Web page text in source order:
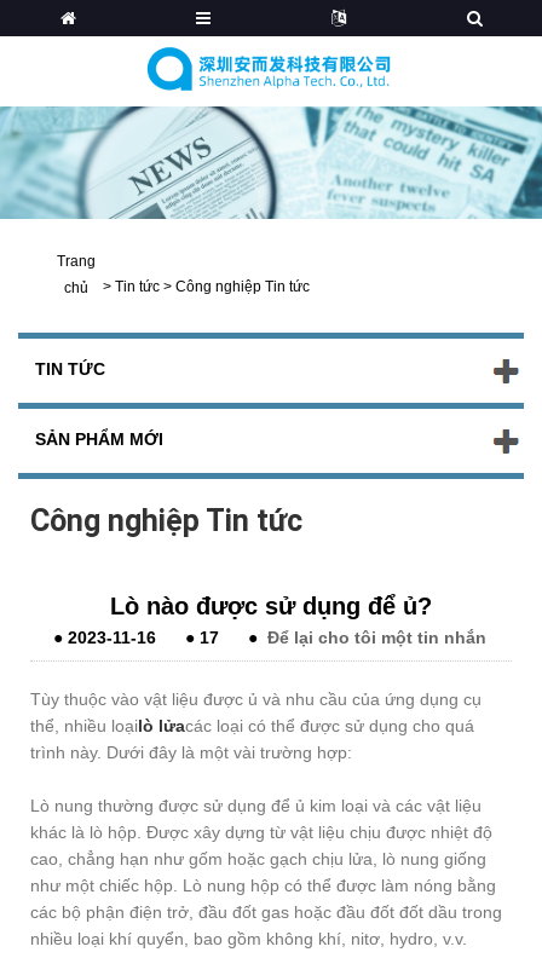
Trang
chủ
> Tin tức > Công nghiệp Tin tức
TIN TỨC
SẢN PHẨM MỚI
Công nghiệp Tin tức
Lò nào được sử dụng để ủ?
●2023-11-16 ●17 ● Để lại cho tôi một tin nhắn
Tùy thuộc vào vật liệu được ủ và nhu cầu của ứng dụng cụ
thể, nhiều loạilò lửacác loại có thể được sử dụng cho quá
trình này. Dưới đây là một vài trường hợp:
Lò nung thường được sử dụng để ủ kim loại và các vật liệu
khác là lò hộp. Được xây dựng từ vật liệu chịu được nhiệt độ
cao, chẳng hạn như gốm hoặc gạch chịu lửa, lò nung giống
như một chiếc hộp. Lò nung hộp có thể được làm nóng bằng
các bộ phận điện trở, đầu đốt gas hoặc đầu đốt đốt dầu trong
nhiều loại khí quyển, bao gồm không khí, nitơ, hydro, v.v.